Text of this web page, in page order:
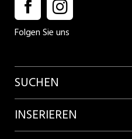
Folgen Sie uns
SUCHEN
Firmenprofile entdecken
INSERIEREN